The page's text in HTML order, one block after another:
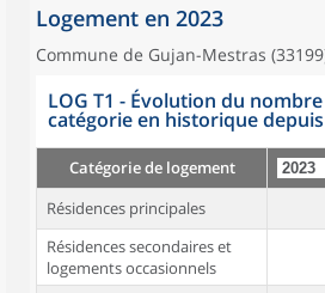
Logement en 2023
Commune de Gujan-Mestras
LOG T1 - Évolution du
catégorie en historique
Catégorie de logement
Résidences principales
Résidences secondaires et
logements occasionnels